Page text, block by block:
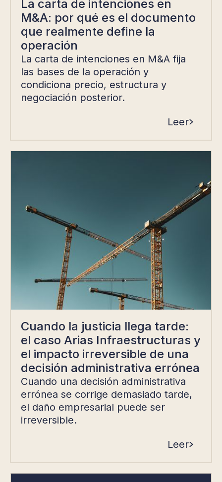
La carta de intenciones en
M&A: por qué es el documento
que realmente define la
operación
La carta de intenciones en M&A fija
las bases de la operación y
condiciona precio, estructura y
negociación posterior.
Leer
Cuando la justicia llega tarde:
el caso Arias Infraestructuras y
el impacto irreversible de una
decisión administrativa errónea
Cuando una decisión administrativa
errónea se corrige demasiado tarde,
el daño empresarial puede ser
irreversible.
Leer